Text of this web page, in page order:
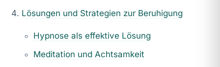
Lösungen und Strategien zur Beruhigung
Hypnose als effektive Lösung
Meditation und Achtsamkeit